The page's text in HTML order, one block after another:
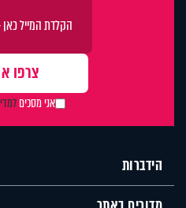
אני מסכים
הידברות